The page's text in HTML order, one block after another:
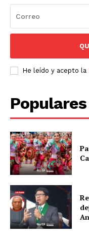
He leído y acepto la
Populares